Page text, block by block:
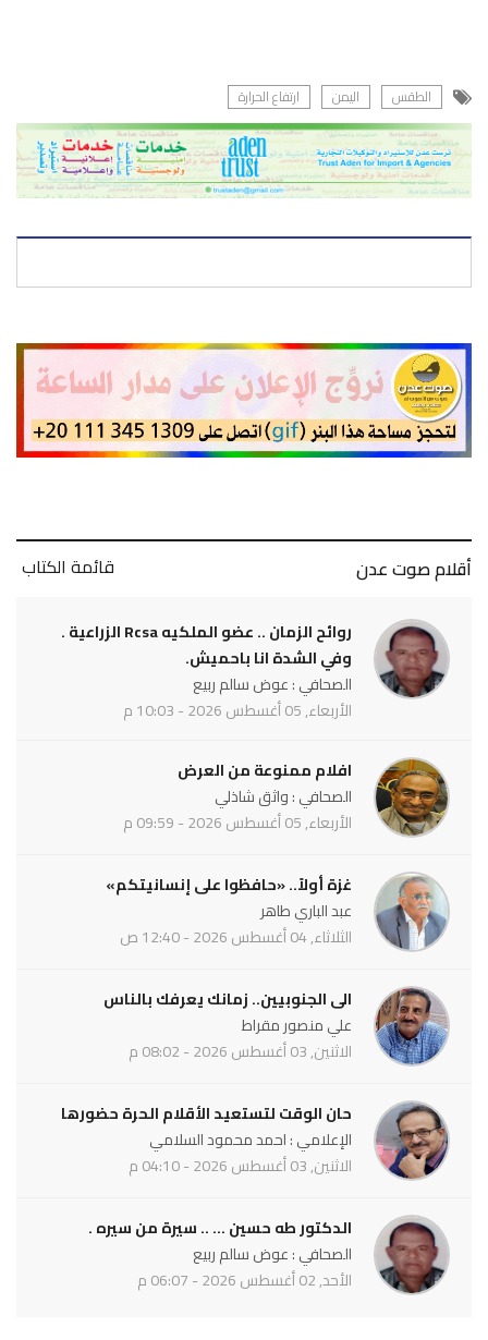
الطقس اليمن ارتفاع الحرارة
أقلام صوت عدن قائمة الكتاب
روائح الزمان .. عضو الملكيه Rcsa الزراعية .
وفي الشدة انا باحميش.
الصحافي : عوض سالم ربيع
الأربعاء, 05 أغسطس 2026 - 10:03 م
افلام ممنوعة من العرض
الصحافي : واثق شاذلي
الأربعاء, 05 أغسطس 2026 - 09:59 م
غزة أولاً.. «حافظوا على إنسانيتكم»
عبد الباري طاهر
الثلاثاء, 04 أغسطس 2026 - 12:40 ص
الى الجنوبيين.. زمانك يعرفك بالناس
علي منصور مقراط
الاثنين, 03 أغسطس 2026 - 08:02 م
حان الوقت لتستعيد الأقلام الحرة حضورها
الإعلامي : احمد محمود السلامي
الاثنين, 03 أغسطس 2026 - 04:10 م
الدكتور طه حسين ... .. سيرة من سيره .
الصحافي : عوض سالم ربيع
الأحد, 02 أغسطس 2026 - 06:07 م